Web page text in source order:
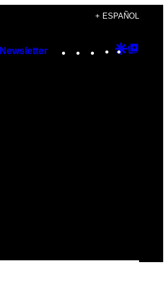
+ ESPAÑOL
Newsletter Instagram
TikTok
YouTube
Google